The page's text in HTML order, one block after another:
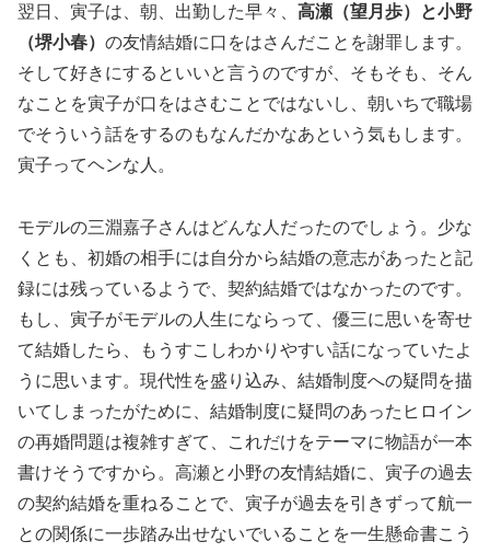
翌日、寅子は、朝、出勤した早々、 高瀬（望月歩）と小野
（堺小春） の友情結婚に口をはさんだことを謝罪します。
そして好きにするといいと言うのですが、そもそも、そん
なことを寅子が口をはさむことではないし、朝いちで職場
でそういう話をするのもなんだかなあという気もします。
寅子ってヘンな人。
モデルの三淵嘉子さんはどんな人だったのでしょう。少な
くとも、初婚の相手には自分から結婚の意志があったと記
録には残っているようで、契約結婚ではなかったのです。
もし、寅子がモデルの人生にならって、優三に思いを寄せ
て結婚したら、もうすこしわかりやすい話になっていたよ
うに思います。現代性を盛り込み、結婚制度への疑問を描
いてしまったがために、結婚制度に疑問のあったヒロイン
の再婚問題は複雑すぎて、これだけをテーマに物語が一本
書けそうですから。高瀬と小野の友情結婚に、寅子の過去
の契約結婚を重ねることで、寅子が過去を引きずって航一
との関係に一歩踏み出せないでいることを一生懸命書こう